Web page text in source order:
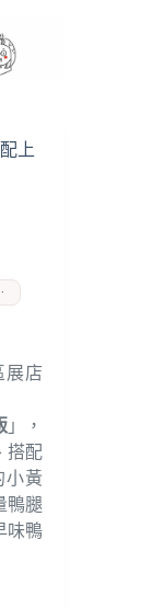
上
展店
」，
搭配
小黃
鴨腿
味鴨